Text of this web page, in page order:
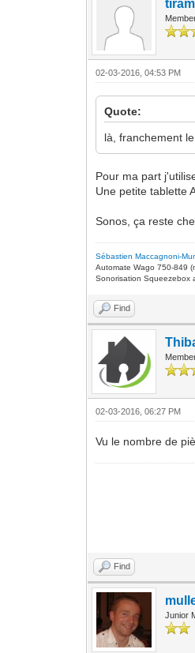
02-03-2016, 04:53 PM
Quote:
là, franchement
Pour ma part
Une petite tablette
Sonos, ça reste
Sébastien Maccagnoni-
Automate Wago 750-849
Sonorisation Squeezebox
Find
02-03-2016, 06:27 PM
Vu le nombre de
Find
Junior